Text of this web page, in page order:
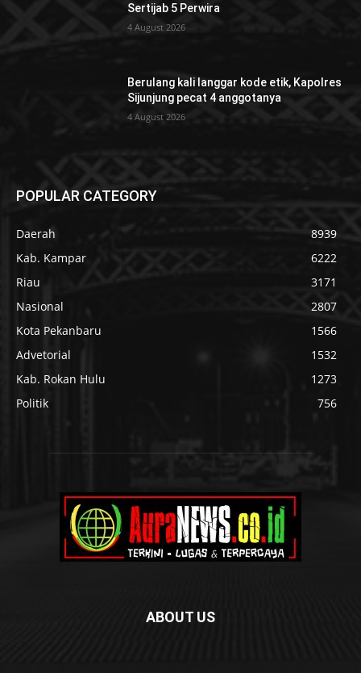
Sertijab 5 Perwira
4 August 2026
Berulang kali langgar kode etik, Kapolres
Sijunjung pecat 4 anggotanya
4 August 2026
POPULAR CATEGORY
Daerah
8939
Kab. Kampar
6222
Riau
3171
Nasional
2807
Kota Pekanbaru
1566
Advetorial
1532
Kab. Rokan Hulu
1273
Politik
756
ABOUT US